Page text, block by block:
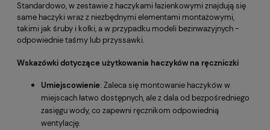
Standardowo, w zestawie z haczykami łazienkowymi znajdują się
same haczyki wraz z niezbędnymi elementami montażowymi,
takimi jak śruby i kołki, a w przypadku modeli bezinwazyjnych -
odpowiednie taśmy lub przyssawki.
Wskazówki dotyczące użytkowania haczyków na ręczniczki
Umiejscowienie: Zaleca się montowanie haczyków w
miejscach łatwo dostępnych, ale z dala od bezpośredniego
zasięgu wody, co zapewni ręcznikom odpowiednią
wentylację.